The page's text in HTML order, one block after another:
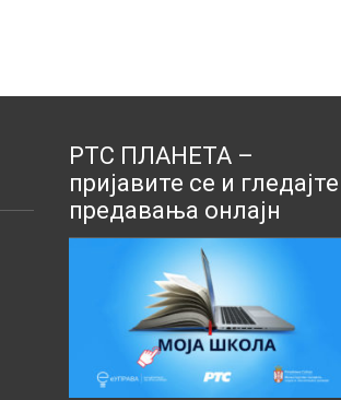
РТС ПЛАНЕТА –
пријавите се и гледајте
предавања онлајн